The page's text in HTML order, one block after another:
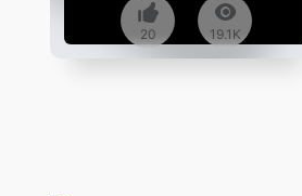
20 19.1K